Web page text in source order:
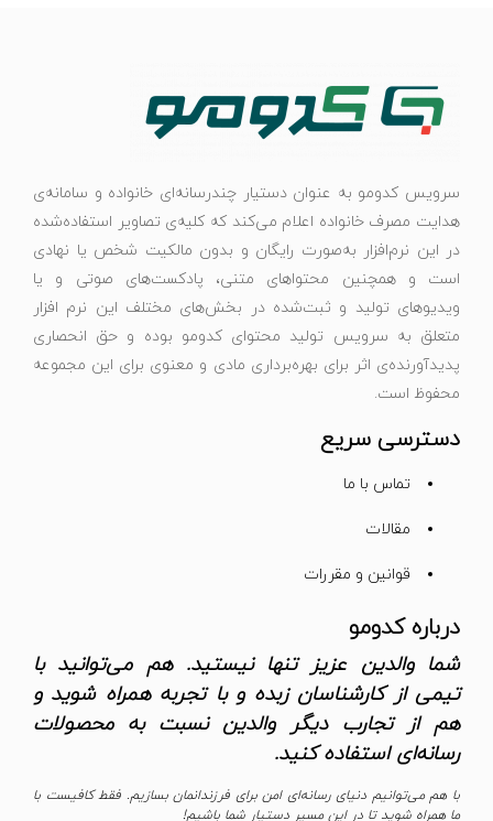
سرویس کدومو به عنوان دستیار چندرسانه‌ای خانواده و سامانه‌ی
هدایت مصرف خانواده اعلام می‌کند که کلیه‌ی تصاویر استفاده‌شده
در این نرم‌افزار به‌صورت رایگان و بدون مالکیت شخص یا نهادی
است و همچنین محتواهای متنی، پادکست‌های صوتی و یا
ویدیوهای تولید و ثبت‌شده در بخش‌های مختلف این نرم افزار
متعلق به سرویس تولید محتوای کدومو بوده و حق انحصاری
پدیدآورنده‌ی اثر برای بهره‌برداری مادی و معنوی برای این مجموعه
محفوظ است.
دسترسی سریع
تماس با ما
مقالات
قوانین و مقررات
درباره کدومو
شما والدین عزیز تنها نیستید. هم می‌توانید با
تیمی از کارشناسان زبده و با تجربه همراه شوید و
هم از تجارب دیگر والدین نسبت به محصولات
رسانه‌ای استفاده کنید.
با هم می‌توانیم دنیای رسانه‌ای امن برای فرزندانمان بسازیم. فقط کافیست با
ما همراه شوید تا در این مسیر دستیار شما باشیم!